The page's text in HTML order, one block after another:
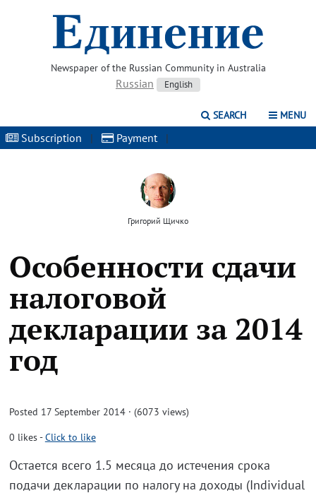
Newspaper of the Russian Community in Australia
Russian English
SEARCH MENU
Subscription | Payment |
Григорий Щичко
Особенности сдачи
налоговой
декларации за 2014
год
Posted 17 September 2014 · (6073 views)
0 likes-Click to like
Остается всего 1.5 месяца до истечения срока
подачи декларации по налогу на доходы (Individual